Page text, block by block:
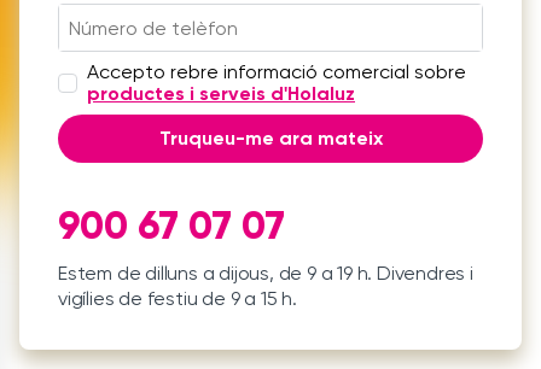
Accepto rebre informació comercial sobre
productes i serveis d'Holaluz
Truqueu-me ara mateix
900 67 07 07
Estem de dilluns a dijous, de 9 a 19 h. Divendres i
vigílies de festiu de 9 a 15 h.